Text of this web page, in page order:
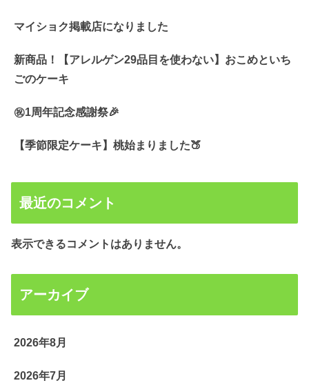
マイショク掲載店になりました
新商品！【アレルゲン29品目を使わない】おこめといち
ごのケーキ
㊗️1周年記念感謝祭🎉
【季節限定ケーキ】桃始まりました🍑
最近のコメント
表示できるコメントはありません。
アーカイブ
2026年8月
2026年7月